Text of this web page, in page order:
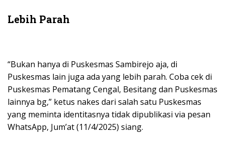
Lebih Parah
“Bukan hanya di Puskesmas Sambirejo aja, di
Puskesmas lain juga ada yang lebih parah. Coba cek di
Puskesmas Pematang Cengal, Besitang dan Puskesmas
lainnya bg,” ketus nakes dari salah satu Puskesmas
yang meminta identitasnya tidak dipublikasi via pesan
WhatsApp, Jum’at (11/4/2025) siang.